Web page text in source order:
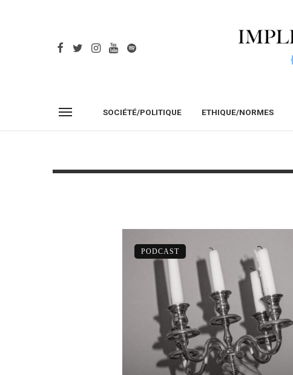
SOCIÉTÉ/POLITIQUE ETHIQUE/NORMES
PODCAST